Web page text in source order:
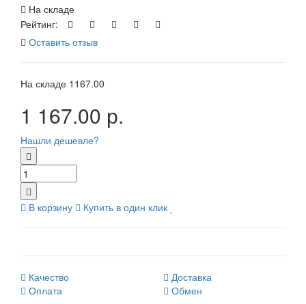
На складе
Рейтинг:
Оставить отзыв
На складе 1167.00
1 167.00 р.
Нашли дешевле?
В корзину Купить в один клик
Качество
Доставка
Оплата
Обмен